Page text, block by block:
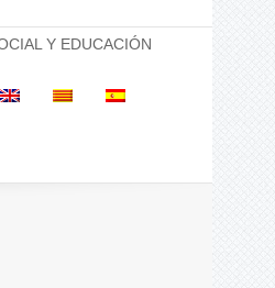
Y EDUCACIÓN